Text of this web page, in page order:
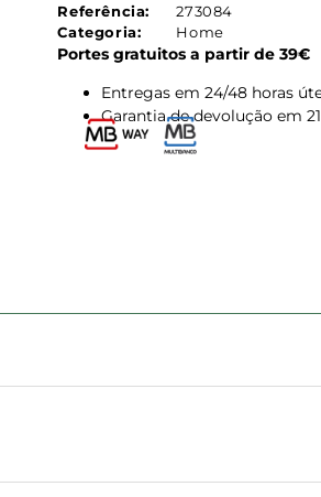
Referência:
273084
Categoria:
Home
Portes gratuitos a partir de 39€
Entregas em 24/48 horas
Garantia de devolução em